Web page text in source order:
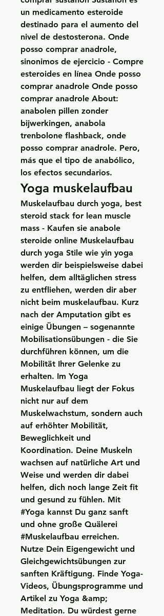
un medicamento esteroide
destinado para el aumento del
nivel de destosterona. Onde
posso comprar anadrole,
sinonimos de ejercicio - Compre
esteroides en línea Onde posso
comprar anadrole Onde posso
comprar anadrole About:
anabolen pillen zonder
bijwerkingen, anabola
trenbolone flashback, onde
posso comprar anadrole. Pero,
más que el tipo de anabólico,
los efectos secundarios.
Yoga muskelaufbau
Muskelaufbau durch yoga, best
steroid stack for lean muscle
mass - Kaufen sie anabole
steroide online Muskelaufbau
durch yoga Stile wie yin yoga
werden dir beispielsweise dabei
helfen, dem alltäglichen stress
zu entfliehen, werden dir aber
nicht beim muskelaufbau. Kurz
nach der Amputation gibt es
einige Übungen – sogenannte
Mobilisationsübungen - die Sie
durchführen können, um die
Mobilität Ihrer Gelenke zu
erhalten. Im Yoga
Muskelaufbau liegt der Fokus
nicht nur auf dem
Muskelwachstum, sondern auch
auf erhöhter Mobilität,
Beweglichkeit und
Koordination. Deine Muskeln
wachsen auf natürliche Art und
Weise und werden dir dabei
helfen, dich noch lange Zeit fit
und gesund zu fühlen. Mit
#Yoga kannst Du ganz sanft
und ohne große Quälerei
#Muskelaufbau erreichen.
Nutze Dein Eigengewicht und
Gleichgewichtsübungen zur
sanften Kräftigung. Finde Yoga-
Videos, Übungsprogramme und
Artikel zu Yoga &amp;
Meditation. Du würdest gerne